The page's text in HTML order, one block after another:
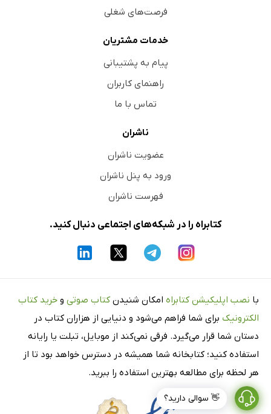
👋 سوالی دارید؟
فرصت‌های شغلی
خدمات مشتریان
پیام به پشتیبانی
راهنمای کاربران
تماس با ما
ناشران
عضویت ناشران
ورود به پنل ناشران
فهرست ناشران
کتابراه را در شبکه‌های اجتماعی دنبال کنید.
با نصب اپلیکیشن کتابراه امکان شنیدن کتاب صوتی و خرید کتاب
الکترونیک برای شما فراهم می‌شود و دنیایی از هزاران کتاب در
دستان شما قرار می‌گیرد. فرقی نمی‌کند از موبایل، تبلت یا رایانه
استفاده کنید؛ کتابخانه شما همیشه در دسترس خواهد بود تا از
هر لحظه برای مطالعه بهترین استفاده را ببرید.